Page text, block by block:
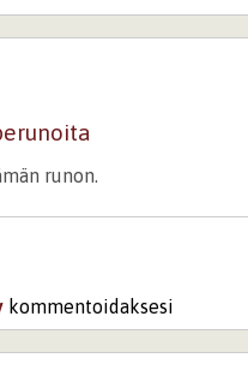
runon.
kommentoidaksesi